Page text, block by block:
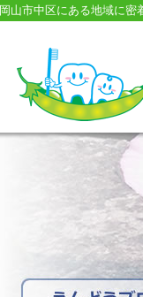
岡山市中区にある地域に密